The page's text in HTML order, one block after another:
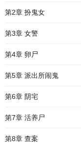
第2章 扮鬼女
第3章 女警
第4章 卵尸
第5章 派出所闹鬼
第6章 阴宅
第7章 活养尸
第8章 查案